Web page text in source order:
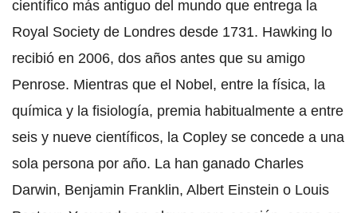
científico más antiguo del mundo que entrega la
Royal Society de Londres desde 1731. Hawking lo
recibió en 2006, dos años antes que su amigo
Penrose. Mientras que el Nobel, entre la física, la
química y la fisiología, premia habitualmente a entre
seis y nueve científicos, la Copley se concede a una
sola persona por año. La han ganado Charles
Darwin, Benjamin Franklin, Albert Einstein o Louis